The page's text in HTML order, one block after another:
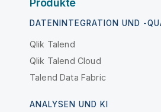
Produkte
DATENINTEGRATION UND -
Qlik Talend
Qlik Talend Cloud
Talend Data Fabric
ANALYSEN UND KI